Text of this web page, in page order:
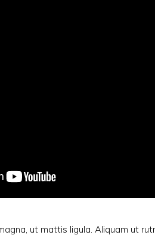
ut mattis ligula. Aliquam ut